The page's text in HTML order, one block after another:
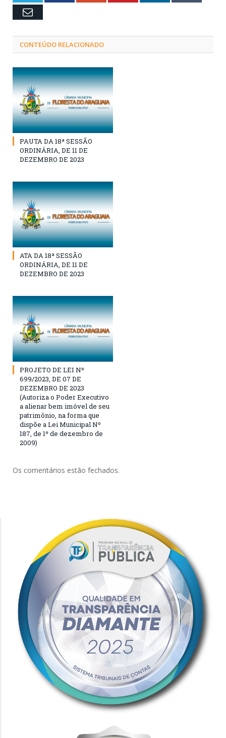
Email
CONTEÚDO RELACIONADO
PAUTA DA 18ª SESSÃO
ORDINÁRIA, DE 11 DE
DEZEMBRO DE 2023
ATA DA 18ª SESSÃO
ORDINÁRIA, DE 11 DE
DEZEMBRO DE 2023
PROJETO DE LEI Nº
699/2023, DE 07 DE
DEZEMBRO DE 2023
(Autoriza o Poder Executivo
a alienar bem imóvel de seu
patrimônio, na forma que
dispõe a Lei Municipal Nº
187, de 1º de dezembro de
2009)
Os comentários estão fechados.